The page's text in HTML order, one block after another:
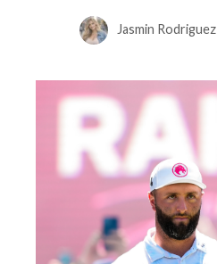
Jasmin Rodriguez